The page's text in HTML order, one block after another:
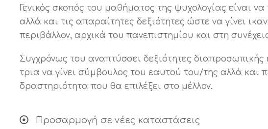
Γενικός σκοπός του μαθήματος της ψυχολογίας είναι
αλλά και τις απαραίτητες δεξιότητες ώστε να γίνει
περιβάλλον, αρχικά του πανεπιστημίου και στη
Συγχρόνως του αναπτύσσει δεξιότητες διαπροσωπικής
τρια να γίνει σύμβουλος του εαυτού του/της αλλά και
δραστηριότητα που θα επιλέξει στο μέλλον.
Προσαρμογή σε νέες καταστάσεις